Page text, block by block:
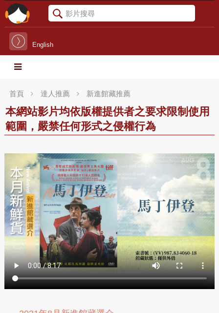
English
首頁 達人推薦 新進館藏推薦
本網站影片均依版權提供者之要求限制使用
範圍，嚴禁任何形式之侵權行為